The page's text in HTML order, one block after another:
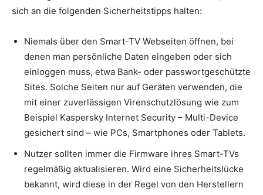
sich an die folgenden Sicherheitstipps halten:
Niemals über den Smart-TV Webseiten öffnen, bei
denen man persönliche Daten eingeben oder sich
einloggen muss, etwa Bank- oder passwortgeschützte
Sites. Solche Seiten nur auf Geräten verwenden, die
mit einer zuverlässigen Virenschutzlösung wie zum
Beispiel Kaspersky Internet Security – Multi-Device
gesichert sind – wie PCs, Smartphones oder Tablets.
Nutzer sollten immer die Firmware ihres Smart-TVs
regelmäßig aktualisieren. Wird eine Sicherheitslücke
bekannt, wird diese in der Regel von den Herstellern